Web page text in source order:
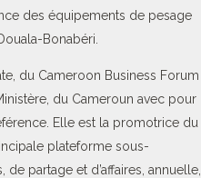
des équipements de pesage
Bonabéri.
du Cameroon Business Forum
du Cameroun avec pour
Elle est la promotrice du
plateforme sous-
partage et d’affaires, annuelle,